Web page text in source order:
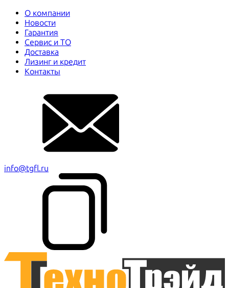
О компании
Новости
Гарантия
Сервис и ТО
Доставка
Лизинг и кредит
Контакты
info@tgfl.ru